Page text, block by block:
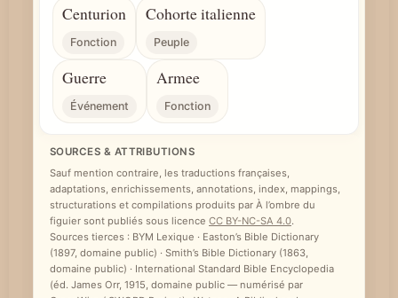
Centurion
Fonction
Cohorte italienne
Peuple
Guerre
Événement
Armee
Fonction
SOURCES & ATTRIBUTIONS
Sauf mention contraire, les traductions françaises,
adaptations, enrichissements, annotations, index, mappings,
structurations et compilations produits par À l’ombre du
figuier sont publiés sous licence CC BY-NC-SA 4.0.
Sources tierces : BYM Lexique · Easton’s Bible Dictionary
(1897, domaine public) · Smith’s Bible Dictionary (1863,
domaine public) · International Standard Bible Encyclopedia
(éd. James Orr, 1915, domaine public — numérisé par